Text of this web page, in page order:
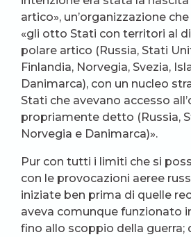
artico», un’organizzazione
«gli otto Stati con territori al
polare artico (Russia, Stati
Finlandia, Norvegia, Svezia,
Danimarca), con un nucleo
Stati che avevano accesso
propriamente detto (Russia,
Norvegia e Danimarca)».
Pur con tutti i limiti che si
con le provocazioni aeree
iniziate ben prima di quelle
aveva comunque funzionato
fino allo scoppio della guerra;